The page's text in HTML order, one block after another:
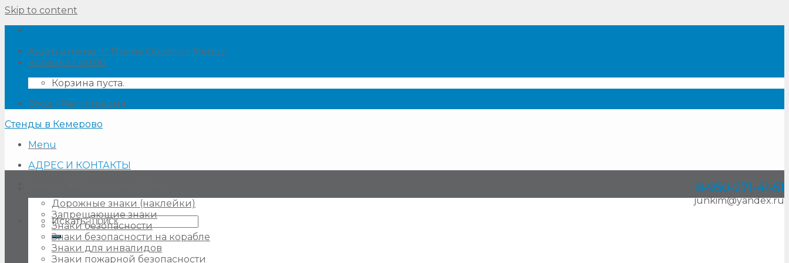
Skip to content
Assign a menu in Theme Options > Menus
Корзина /₽0.00
Корзина пуста.
Вход / Регистрация
Стенды в Кемерово
Menu
АДРЕС И КОНТАКТЫ
8-950-271-41-51
junkim@yandex.ru
Искать:
Дорожные знаки (наклейки)
Запрещающие знаки
Знаки безопасности
Знаки безопасности на корабле
Знаки для инвалидов
Знаки пожарной безопасности